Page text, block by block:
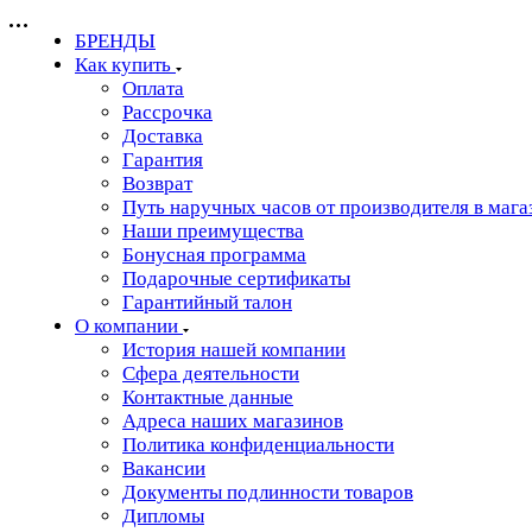
БРЕНДЫ
Как купить
Оплата
Рассрочка
Доставка
Гарантия
Возврат
Путь наручных часов от производителя в
Наши преимущества
Бонусная программа
Подарочные сертификаты
Гарантийный талон
О компании
История нашей компании
Сфера деятельности
Контактные данные
Адреса наших магазинов
Политика конфиденциальности
Вакансии
Документы подлинности товаров
Дипломы